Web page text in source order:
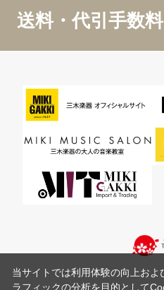
送料・代引手数
当サイトでは利用体験の向上およ
ラフィックの分析を目的として